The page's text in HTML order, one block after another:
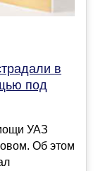
в
под
УАЗ
Об этом